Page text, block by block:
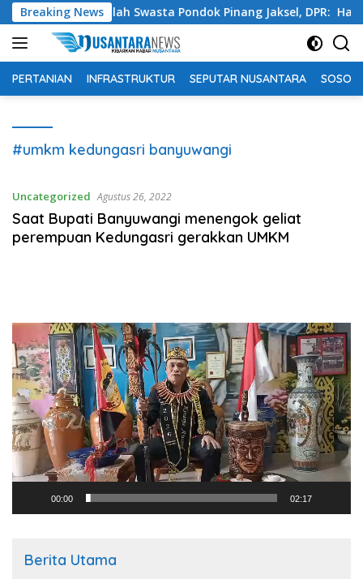
Langsung
ke
konten
Breaking News
di Sekolah Swasta Pondok Pinang Jaksel, DPR: Harus
PERTANIAN INFRASTRUKTUR SEPUTAR NUSANTARA SOSOK
#umkm kedungasri banyuwangi
Uncategorized Agustus 26, 2022
Saat Bupati Banyuwangi menengok geliat
perempuan Kedungasri gerakkan UMKM
Pemutar
Video
00:00 02:17
Berita Utama